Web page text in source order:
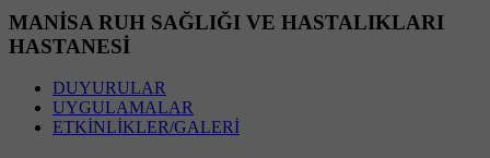
MANİSA RUH SAĞLIĞI VE HASTALIKLARI
HASTANESİ
DUYURULAR
UYGULAMALAR
ETKİNLİKLER/GALERİ